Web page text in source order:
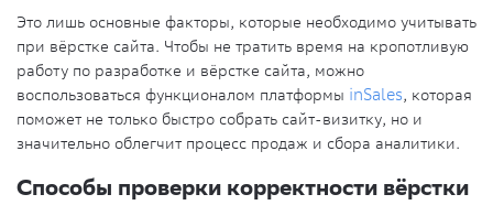
Это лишь основные факторы, которые необходимо учитывать
при вёрстке сайта. Чтобы не тратить время на кропотливую
работу по разработке и вёрстке сайта, можно
воспользоваться функционалом платформы inSales, которая
поможет не только быстро собрать сайт-визитку, но и
значительно облегчит процесс продаж и сбора аналитики.
Способы проверки корректности вёрстки